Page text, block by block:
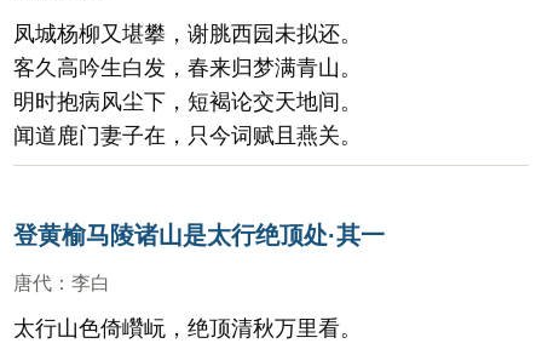
凤城杨柳又堪攀，谢脁西园未拟还。
客久高吟生白发，春来归梦满青山。
明时抱病风尘下，短褐论交天地间。
闻道鹿门妻子在，只今词赋且燕关。
登黄榆马陵诸山是太行绝顶处·其一
唐代 ： 李白
太行山色倚巑岏，绝顶清秋万里看。